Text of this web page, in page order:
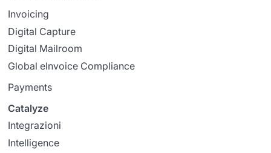
Invoicing
Digital Capture
Digital Mailroom
Global eInvoice Compliance
Payments
Catalyze
Integrazioni
Intelligence